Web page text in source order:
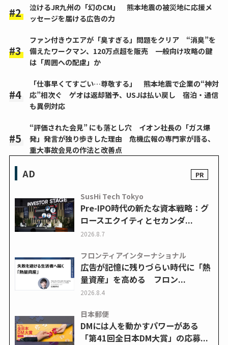
泣けるJR九州の「幻のCM」 熊本地震の被災地に応援メ
ッセージを届ける広告の力
ファン付きウエアが「臭すぎる」問題をクリア “消臭”を
備えたワークマン、120万点超を販売 一般向け攻略の鍵
は「周囲への配慮」か
「仕事早くてすごい…尊敬する」 熊本地震で企業の“神対
応”相次ぐ ゲオは返却猶予、USJは払い戻し 宿泊・通信
も異例対応
“評価された会見” にも落とし穴 イオン社長の「ガス爆
発」発言が独り歩きした理由 危機広報の専門家が語る、
重大事故会見の作法と改善点
AD
SusHi Tech Tokyo
Pre-IPO時代の新たな資本戦略：グ
ロースエクイティとセカンダ...
2026.8.7
フロンティアインターナショナル
広告が記憶に残りづらい時代に「熱
量資産」を高める フロン...
2026.8.4
日本郵便
DMには人を動かすパワーがある
「第41回全日本DM大賞」の応募...